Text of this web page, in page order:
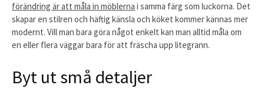
förändring är att måla in möblerna i samma färg som luckorna. Det
skapar en stilren och häftig känsla och köket kommer kännas mer
modernt. Vill man bara göra något enkelt kan man alltid måla om
en eller flera väggar bara för att fräscha upp litegrann.
Byt ut små detaljer